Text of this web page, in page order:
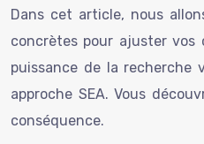
Dans cet article, nous
concrètes pour ajuster vos
puissance de la recherche
approche SEA. Vous
conséquence.